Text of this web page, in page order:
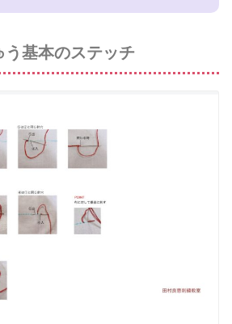
う基本のステッチ